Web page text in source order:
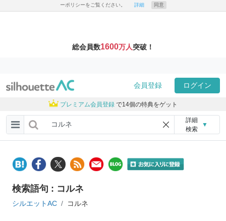
ーポリシーをご覧ください。 詳細 同意
総会員数1600万人突破！
会員登録 ログイン
プレミアム会員登録 で14個の特典をゲット
詳細
検索
▼
検索語句 : コルネ
シルエットAC コルネ